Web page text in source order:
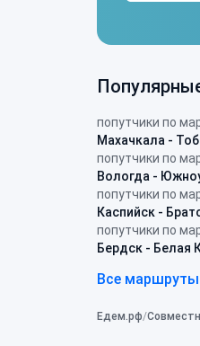
попутчики по
Махачкала -
попутчики по
Вологда -
попутчики по
Каспийск -
попутчики по
Бердск - Белая
Все маршруты
Едем.рф